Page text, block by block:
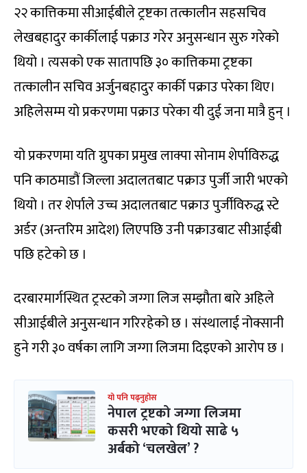
२२ कात्तिकमा सीआईबीले ट्रष्टका तत्कालीन सहसचिव
लेखबहादुर कार्कीलाई पक्राउ गरेर अनुसन्धान सुरु गरेको
थियो । त्यसको एक सातापछि ३० कात्तिकमा ट्रष्टका
तत्कालीन सचिव अर्जुनबहादुर कार्की पक्राउ परेका थिए।
अहिलेसम्म यो प्रकरणमा पक्राउ परेका यी दुई जना मात्रै हुन् ।
यो प्रकरणमा यति ग्रुपका प्रमुख लाक्पा सोनाम शेर्पाविरुद्ध
पनि काठमाडौं जिल्ला अदालतबाट पक्राउ पुर्जी जारी भएको
थियो । तर शेर्पाले उच्च अदालतबाट पक्राउ पुर्जीविरुद्ध स्टे
अर्डर (अन्तरिम आदेश) लिएपछि उनी पक्राउबाट सीआईबी
पछि हटेको छ ।
दरबारमार्गस्थित ट्रस्टको जग्गा लिज सम्झौता बारे अहिले
सीआईबीले अनुसन्धान गरिरहेको छ । संस्थालाई नोक्सानी
हुने गरी ३० वर्षका लागि जग्गा लिजमा दिइएको आरोप छ ।
यो पनि पढ्नुहोस
नेपाल ट्रष्टको जग्गा लिजमा
कसरी भएको थियो साढे ५
अर्बको ‘चलखेल’ ?